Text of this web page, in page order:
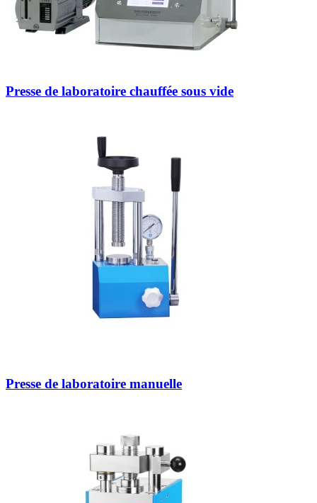
Presse de laboratoire chauffée sous vide
Presse de laboratoire manuelle